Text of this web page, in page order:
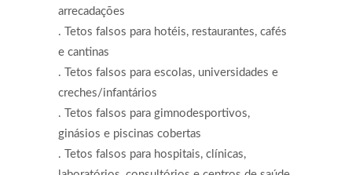
arrecadações
. Tetos falsos para hotéis, restaurantes, cafés
e cantinas
. Tetos falsos para escolas, universidades e
creches/infantários
. Tetos falsos para gimnodesportivos,
ginásios e piscinas cobertas
. Tetos falsos para hospitais, clínicas,